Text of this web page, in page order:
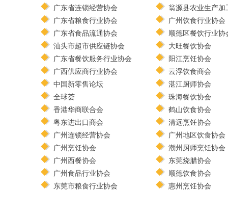
广东省连锁经营协会
广东省粮食行业协会
广东省食品流通协会
汕头市超市供应链协会
广东省餐饮服务行业协会
广西供应商行业协会
中国新零售论坛
全球荟
香港华商联合会
粤东进出口商会
广州连锁经营协会
广州烹饪协会
广州西餐协会
广州食品行业协会
东莞市粮食行业协会
翁源县农业生产加
广州饮食行业协会
顺德区餐饮行业协
大旺餐饮协会
阳江烹饪协会
云浮饮食商会
湛江厨师协会
珠海餐饮协会
鹤山饮食协会
清远烹饪协会
广州地区饮食协会
潮州厨师烹饪协会
东莞烧腊协会
顺德饮食协会
惠州烹饪协会